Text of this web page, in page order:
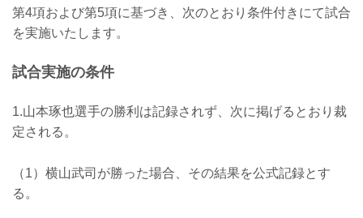
第4項および第5項に基づき、次のとおり条件付きにて試合
を実施いたします。
試合実施の条件
1.山本琢也選手の勝利は記録されず、次に掲げるとおり裁
定される。
（1）横山武司が勝った場合、その結果を公式記録とす
る。